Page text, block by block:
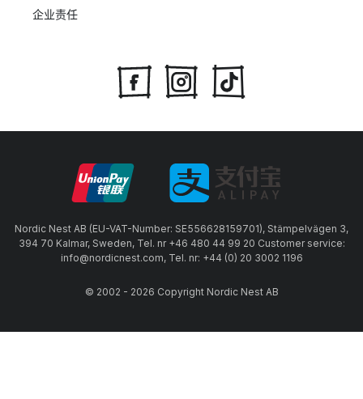
企业责任
Nordic Nest AB (EU-VAT-Number: SE556628159701), Stämpelvägen 3,
394 70 Kalmar, Sweden, Tel. nr +46 480 44 99 20 Customer service:
info@nordicnest.com, Tel. nr: +44 (0) 20 3002 1196
© 2002 - 2026 Copyright Nordic Nest AB